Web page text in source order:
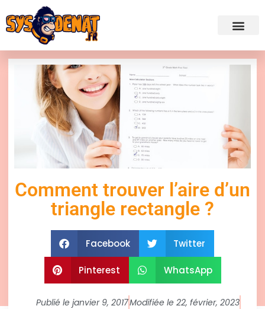
Comment trouver l’aire d’un
triangle rectangle ?
Facebook Twitter
Pinterest WhatsApp
Publié le janvier 9, 2017Modifiée le 22, février, 2023